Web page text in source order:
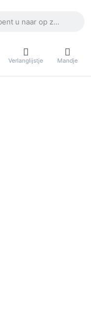
Verlanglijstje Mandje